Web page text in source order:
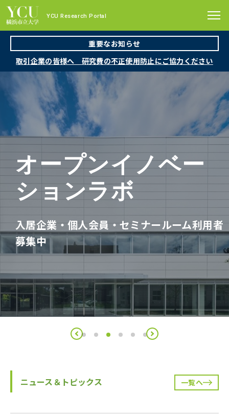
YCU Research Portal
重要なお知らせ
取引企業の皆様へ 研究費の不正使用防止にご協力ください
YCU注目の研究
YCUの研究の中で最近注目されている研究を
ニュース＆トピックス 一覧へ